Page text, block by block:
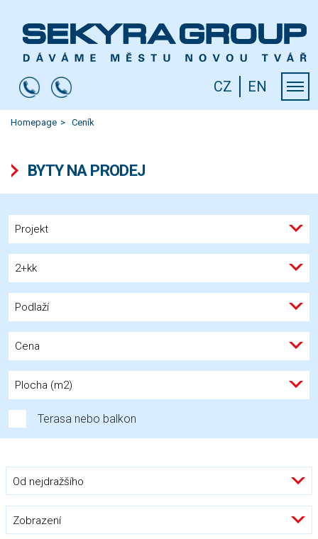
CZ EN
Homepage Ceník
BYTY NA PRODEJ
Projekt
2+kk
Podlaží
Cena
Plocha (m2)
Terasa nebo balkon
Od nejdražšího
Zobrazení